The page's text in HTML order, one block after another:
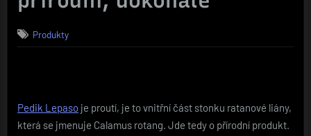
Produkty
Pedik Lepaso je proutí, je to vnitřní část stonku ratanové liány,
která se jmenuje Calamus rotang. Jde tedy o přírodní produkt.